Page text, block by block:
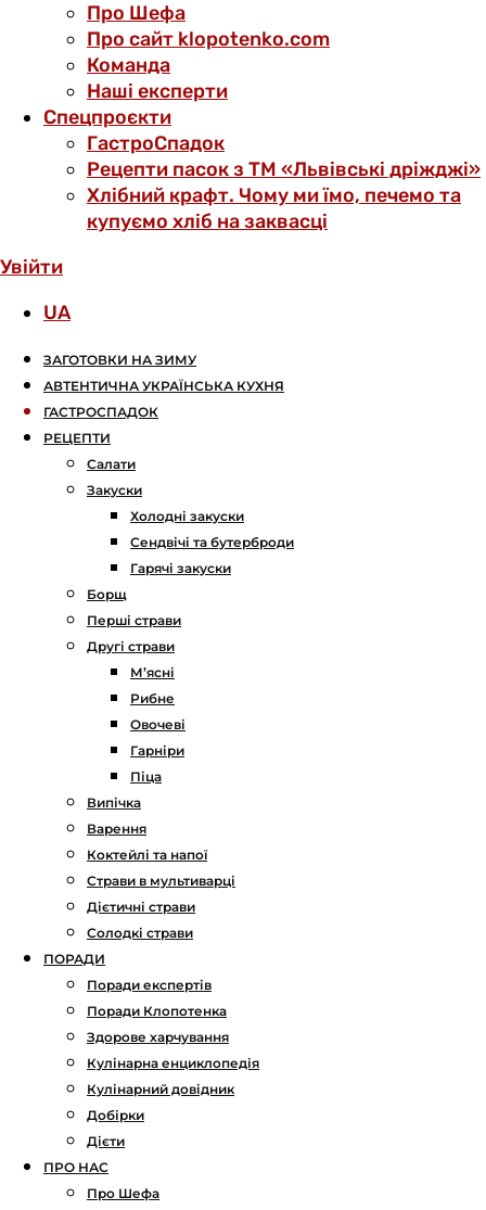
Про Шефа
Про сайт klopotenko.com
Команда
Наші експерти
Спецпроєкти
ГастроСпадок
Рецепти пасок з ТМ «Львівські дріжджі»
Хлібний крафт. Чому ми їмо, печемо та
купуємо хліб на заквасці
Увійти
UA
ЗАГОТОВКИ НА ЗИМУ
АВТЕНТИЧНА УКРАЇНСЬКА КУХНЯ
ГАСТРОСПАДОК
РЕЦЕПТИ
Салати
Закуски
Холодні закуски
Сендвічі та бутерброди
Гарячі закуски
Борщ
Перші страви
Другі страви
М’ясні
Рибне
Овочеві
Гарніри
Піца
Випічка
Варення
Коктейлі та напої
Страви в мультиварці
Дієтичні страви
Солодкі страви
ПОРАДИ
Поради експертів
Поради Клопотенка
Здорове харчування
Кулінарна енциклопедія
Кулінарний довідник
Добірки
Дієти
ПРО НАС
Про Шефа